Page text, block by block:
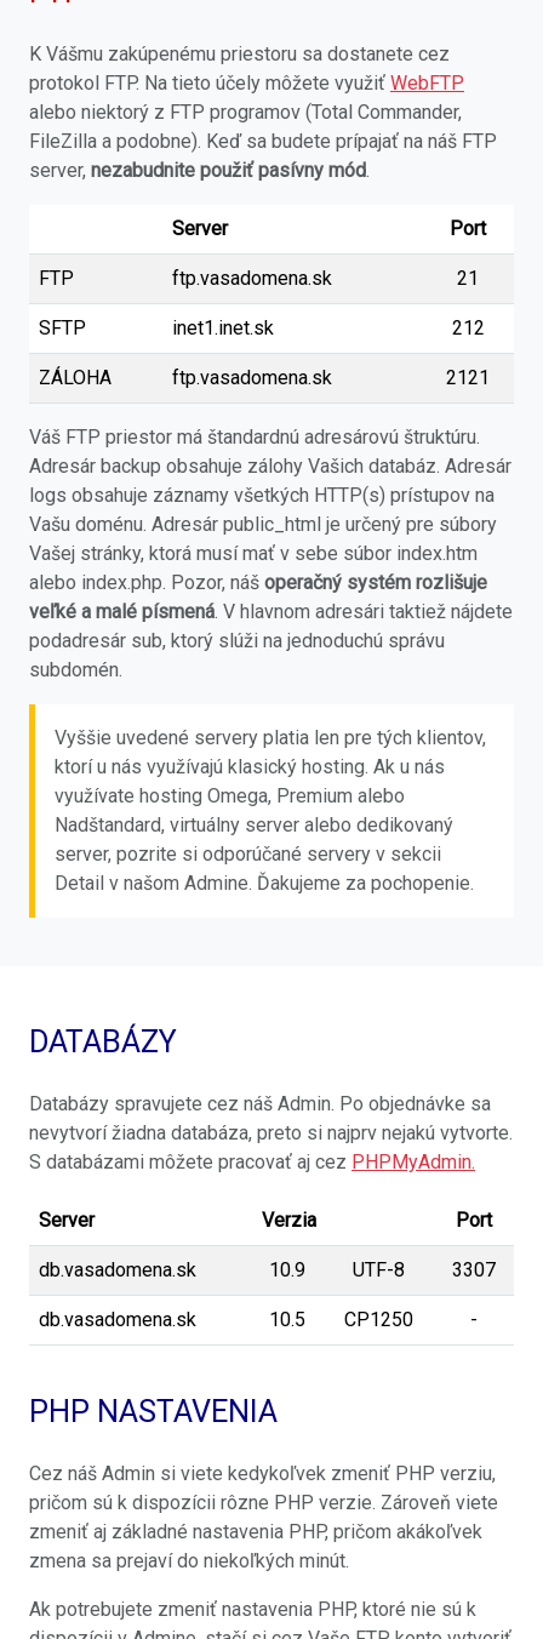
K Vášmu zakúpenému priestoru sa dostanete cez
protokol FTP. Na tieto účely môžete využiť WebFTP
alebo niektorý z FTP programov (Total Commander,
FileZilla a podobne). Keď sa budete prípajať na náš FTP
server, nezabudnite použiť pasívny mód.
Server Port
FTP ftp.vasadomena.sk 21
SFTP inet1.inet.sk 212
ZÁLOHA ftp.vasadomena.sk 2121
Váš FTP priestor má štandardnú adresárovú štruktúru.
Adresár backup obsahuje zálohy Vašich databáz. Adresár
logs obsahuje záznamy všetkých HTTP(s) prístupov na
Vašu doménu. Adresár public_html je určený pre súbory
Vašej stránky, ktorá musí mať v sebe súbor index.htm
alebo index.php. Pozor, náš operačný systém rozlišuje
veľké a malé písmená. V hlavnom adresári taktiež nájdete
podadresár sub, ktorý slúži na jednoduchú správu
subdomén.
Vyššie uvedené servery platia len pre tých klientov,
ktorí u nás využívajú klasický hosting. Ak u nás
využívate hosting Omega, Premium alebo
Nadštandard, virtuálny server alebo dedikovaný
server, pozrite si odporúčané servery v sekcii
Detail v našom Admine. Ďakujeme za pochopenie.
DATABÁZY
Databázy spravujete cez náš Admin. Po objednávke sa
nevytvorí žiadna databáza, preto si najprv nejakú vytvorte.
S databázami môžete pracovať aj cez PHPMyAdmin.
Server Verzia Port
db.vasadomena.sk 10.9 UTF-8 3307
db.vasadomena.sk 10.5 CP1250 -
PHP NASTAVENIA
Cez náš Admin si viete kedykoľvek zmeniť PHP verziu,
pričom sú k dispozícii rôzne PHP verzie. Zároveň viete
zmeniť aj základné nastavenia PHP, pričom akákoľvek
zmena sa prejaví do niekoľkých minút.
Ak potrebujete zmeniť nastavenia PHP, ktoré nie sú k